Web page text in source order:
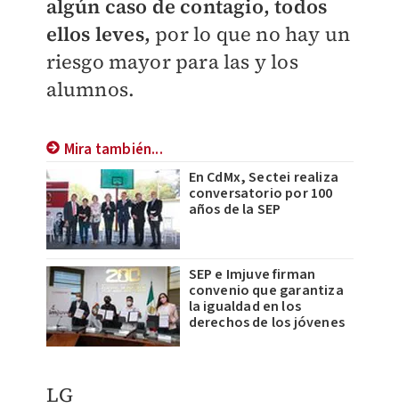
algún caso de contagio, todos
ellos leves, por lo que no hay un
riesgo mayor para las y los
alumnos.
Mira también...
En CdMx, Sectei realiza
conversatorio por 100
años de la SEP
SEP e Imjuve firman
convenio que garantiza
la igualdad en los
derechos de los jóvenes
LG